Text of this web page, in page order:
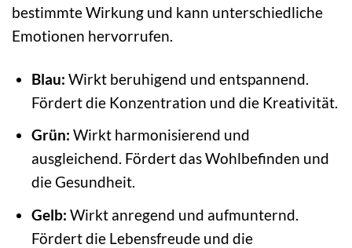
bestimmte Wirkung und kann unterschiedliche
Emotionen hervorrufen.
Blau: Wirkt beruhigend und entspannend.
Fördert die Konzentration und die Kreativität.
Grün: Wirkt harmonisierend und
ausgleichend. Fördert das Wohlbefinden und
die Gesundheit.
Gelb: Wirkt anregend und aufmunternd.
Fördert die Lebensfreude und die